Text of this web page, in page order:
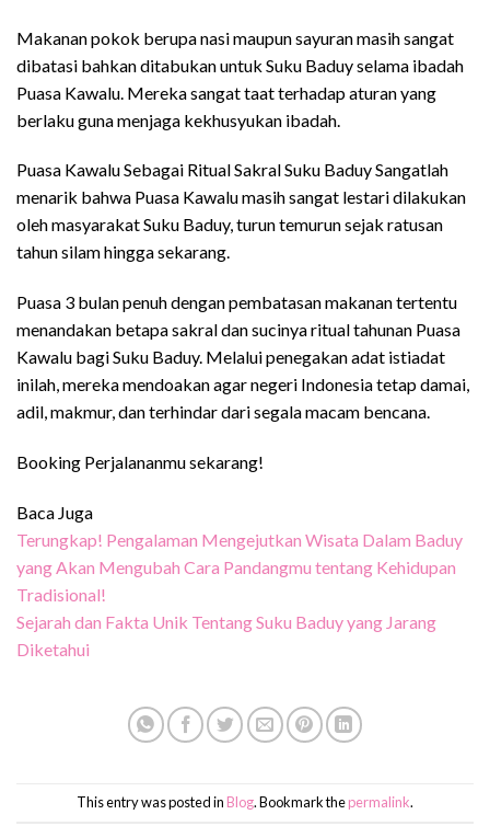
Makanan pokok berupa nasi maupun sayuran masih sangat
dibatasi bahkan ditabukan untuk Suku Baduy selama ibadah
Puasa Kawalu. Mereka sangat taat terhadap aturan yang
berlaku guna menjaga kekhusyukan ibadah.
Puasa Kawalu Sebagai Ritual Sakral Suku Baduy Sangatlah
menarik bahwa Puasa Kawalu masih sangat lestari dilakukan
oleh masyarakat Suku Baduy, turun temurun sejak ratusan
tahun silam hingga sekarang.
Puasa 3 bulan penuh dengan pembatasan makanan tertentu
menandakan betapa sakral dan sucinya ritual tahunan Puasa
Kawalu bagi Suku Baduy. Melalui penegakan adat istiadat
inilah, mereka mendoakan agar negeri Indonesia tetap damai,
adil, makmur, dan terhindar dari segala macam bencana.
Booking Perjalananmu sekarang!
Baca Juga
Terungkap! Pengalaman Mengejutkan Wisata Dalam Baduy
yang Akan Mengubah Cara Pandangmu tentang Kehidupan
Tradisional!
Sejarah dan Fakta Unik Tentang Suku Baduy yang Jarang
Diketahui
This entry was posted in Blog. Bookmark thepermalink.